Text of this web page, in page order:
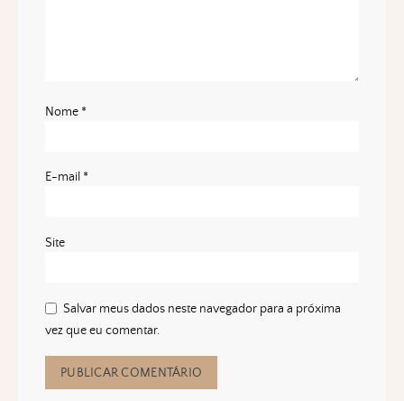
Nome *
E-mail *
Site
Salvar meus dados neste navegador para a próxima
vez que eu comentar.